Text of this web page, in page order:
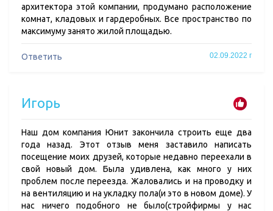
архитектора этой компании, продумано расположение
комнат, кладовых и гардеробных. Все пространство по
максимуму занято жилой площадью.
Ответить 02.09.2022 г
Игорь
Наш дом компания Юнит закончила строить еще два
года назад. Этот отзыв меня заставило написать
посещение моих друзей, которые недавно переехали в
свой новый дом. Была удивлена, как много у них
проблем после переезда. Жаловались и на проводку и
на вентиляцию и на укладку пола(и это в новом доме). У
нас ничего подобного не было(стройфирмы у нас